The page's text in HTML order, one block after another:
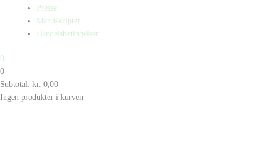
Presse
Manuskripter
Handelsbetingelser
0
0
Subtotal: kr. 0,00
Ingen produkter i kurven